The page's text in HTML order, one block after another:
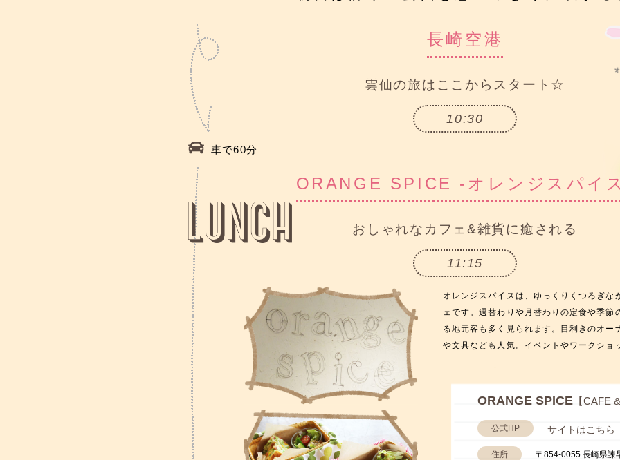
長崎空港
雲仙の旅は ここからスタート☆
10:30
車で60分
ORANGE SPICE -オレンジスパイ
おしゃれなカフェ&雑貨に癒される
11:15
オレンジスパイスは、ゆっくりくつろぎな
ェです。週替わりや月替わりの定食や季節
る地元客も多く見られます。目利きのオー
や文具なども人気。イベントやワークショ
ORANGE SPICE 【CAFE
公式HP サイトはこちら
住所 〒854-0055 長崎県諫